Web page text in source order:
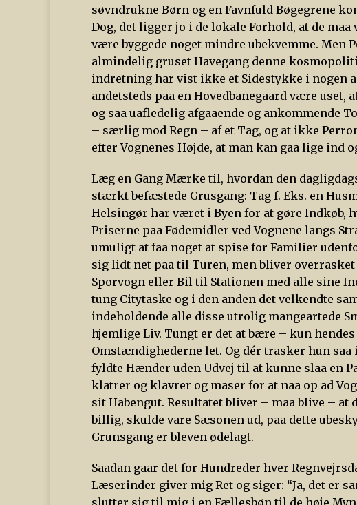
søvndrukne Børn og en Favnfuld Bøgegrene
Dog, det ligger jo i de lokale Forhold, at de
være byggede noget mindre ubekvemme. Men
almindelig gruset Havegang denne
indretning har vist ikke et Sidestykke i nogen
andetsteds paa en Hovedbanegaard være uset,
og saa uafledelig afgaaende og ankommende
– særlig mod Regn – af et Tag, og at ikke
efter Vognenes Højde, at man kan gaa lige ind
Læg en Gang Mærke til, hvordan den
stærkt befæstede Grusgang: Tag f. Eks. en
Helsingør har været i Byen for at gøre Indkøb,
Priserne paa Fødemidler ved Vognene langs
umuligt at faa noget at spise for Familier
sig lidt net paa til Turen, men bliver
Sporvogn eller Bil til Stationen med alle sine
tung Citytaske og i den anden det velkendte
indeholdende alle disse utrolig mangeartede
hjemlige Liv. Tungt er det at bære – kun
Omstændighederne let. Og dér trasker hun saa
fyldte Hænder uden Udvej til at kunne slaa en
klatrer og klavrer og maser for at naa op ad
sit Habengut. Resultatet bliver – maa blive – at
billig, skulde vare Sæsonen ud, paa dette
Grunsgang er bleven ødelagt.
Saadan gaar det for Hundreder hver
Læserinder giver mig Ret og siger: “Ja, det er
slutter sig til mig i en Fællesbøn til de høje